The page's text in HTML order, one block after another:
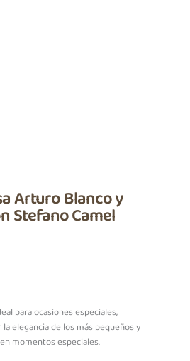
Arturo Blanco y
Stefano Camel
para ocasiones especiales,
elegancia de los más pequeños y
momentos especiales.